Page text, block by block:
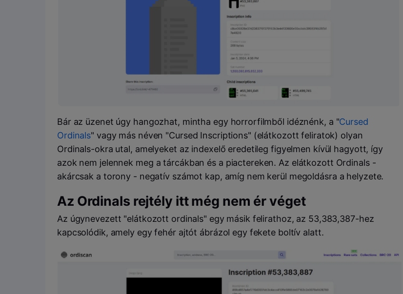
Bár az üzenet úgy hangozhat, mintha egy horrorfilmből idéznénk, a "Cursed
Ordinals" vagy más néven "Cursed Inscriptions" (elátkozott feliratok) olyan
Ordinals-okra utal, amelyeket az indexelő eredetileg figyelmen kívül hagyott, így
azok nem jelennek meg a tárcákban és a piactereken. Az elátkozott Ordinals -
akárcsak a torony - negatív számot kap, amíg nem kerül megoldásra a helyzete.
Az Ordinals rejtély itt még nem ér véget
Az úgynevezett "elátkozott ordinals" egy másik felirathoz, az 53,383,387-hez
kapcsolódik, amely egy fehér ajtót ábrázol egy fekete boltív alatt.